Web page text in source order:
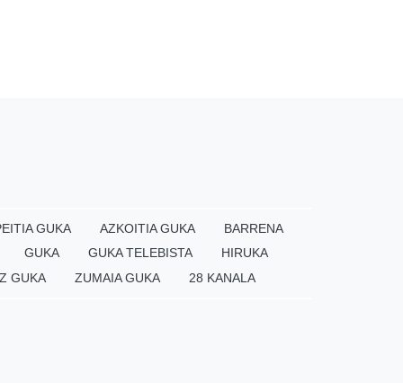
GUKA AZKOITIA GUKA
BARRENA
GUKA
GUKA TELEBISTA
HIRUKA
GUKA
ZUMAIA GUKA 28 KANALA